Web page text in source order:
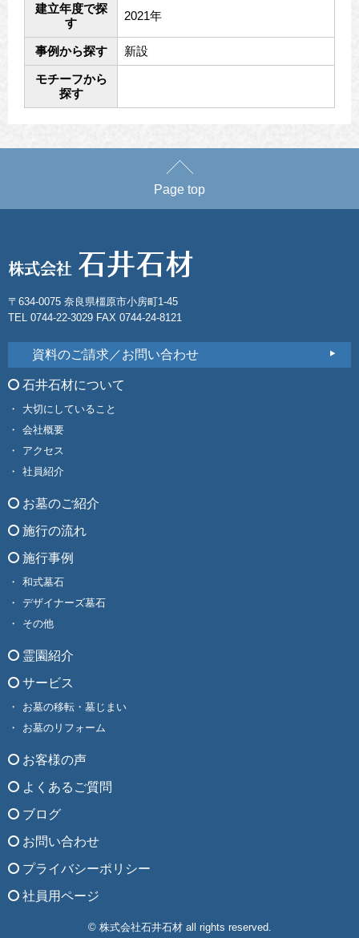
建立年度で探
す
2021年
事例から探す 新設
モチーフから
探す
Page top
〒634-0075 奈良県橿原市小房町1-45
TEL 0744-22-3029 FAX 0744-24-8121
資料のご請求／お問い合わせ
石井石材について
大切にしていること
会社概要
アクセス
社員紹介
お墓のご紹介
施行の流れ
施行事例
和式墓石
デザイナーズ墓石
その他
霊園紹介
サービス
お墓の移転・墓じまい
お墓のリフォーム
お客様の声
よくあるご質問
ブログ
お問い合わせ
プライバシーポリシー
社員用ページ
© 株式会社石井石材 all rights reserved.